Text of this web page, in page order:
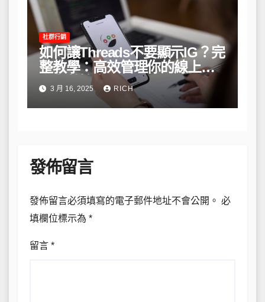
社群行銷
如何讓Threads不要顯示IG？完
整教學：高效管理你的線上隱
私與數據安全
3 月 16, 2025 RICH
發佈留言
發佈留言必須填寫的電子郵件地址不會公開。 必
填欄位標示為 *
留言 *